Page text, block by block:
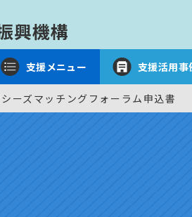
支援メニュー 支援活用事
ーズマッチングフォーラム申込書